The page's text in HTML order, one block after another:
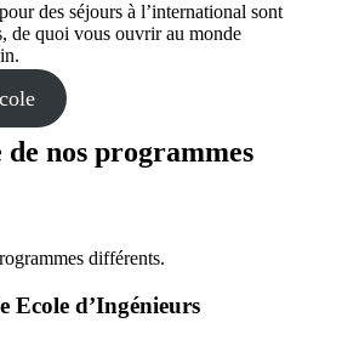
des séjours à l’international sont
de quoi vous ouvrir au monde
nos programmes
différents.
Ecole d’Ingénieurs